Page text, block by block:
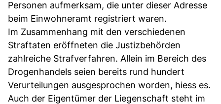
Personen aufmerksam, die unter dieser Adresse
beim Einwohneramt registriert waren.
Im Zusammenhang mit den verschiedenen
Straftaten eröffneten die Justizbehörden
zahlreiche Strafverfahren. Allein im Bereich des
Drogenhandels seien bereits rund hundert
Verurteilungen ausgesprochen worden, hiess es.
Auch der Eigentümer der Liegenschaft steht im